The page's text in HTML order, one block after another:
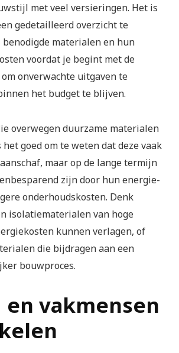
met veel versieringen. Het is
gedetailleerd overzicht te
materialen en hun
voordat je begint met de
onverwachte uitgaven te
het budget te blijven.
overwegen duurzame materialen
goed om te weten dat deze vaak
maar op de lange termijn
zijn door hun energie-
onderhoudskosten. Denk
isolatiematerialen van hoge
kunnen verlagen, of
die bijdragen aan een
bouwproces.
vakmensen